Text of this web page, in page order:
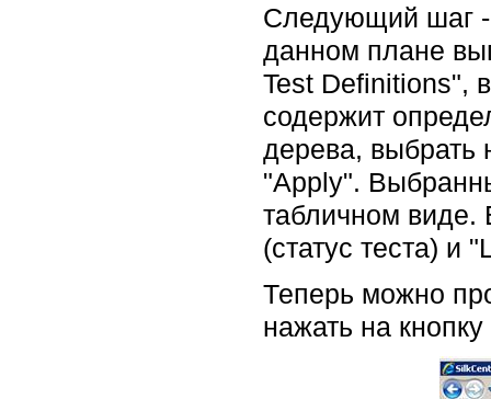
Следующий шаг -
данном плане
Test Definitions",
содержит
дерева, выбрать
"Apply".
табличном виде.
(статус теста) и
Теперь можно
нажать на